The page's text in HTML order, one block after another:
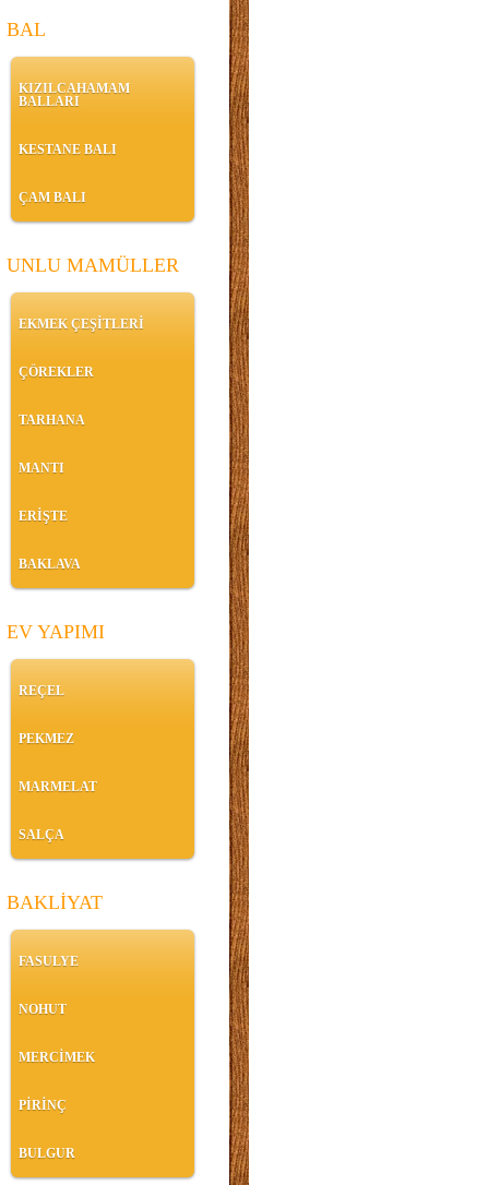
BAL
KIZILCAHAMAM
BALLARI
KESTANE BALI
ÇAM BALI
UNLU MAMÜLLER
EKMEK ÇEŞİTLERİ
ÇÖREKLER
TARHANA
MANTI
ERİŞTE
BAKLAVA
EV YAPIMI
REÇEL
PEKMEZ
MARMELAT
SALÇA
BAKLİYAT
FASULYE
NOHUT
MERCİMEK
PİRİNÇ
BULGUR